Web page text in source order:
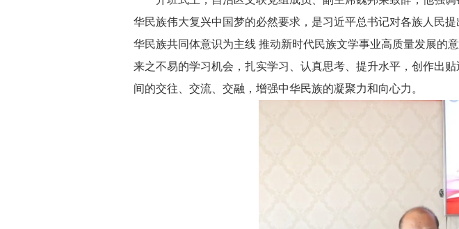
华民族伟大复兴中国梦的必然要求，是习近平总书记对各族人民
华民族共同体意识为主线 推动新时代民族文学事业高质量发展的
来之不易的学习机会，扎实学习、认真思考、提升水平，创作出
间的交往、交流、交融，增强中华民族的凝聚力和向心力。